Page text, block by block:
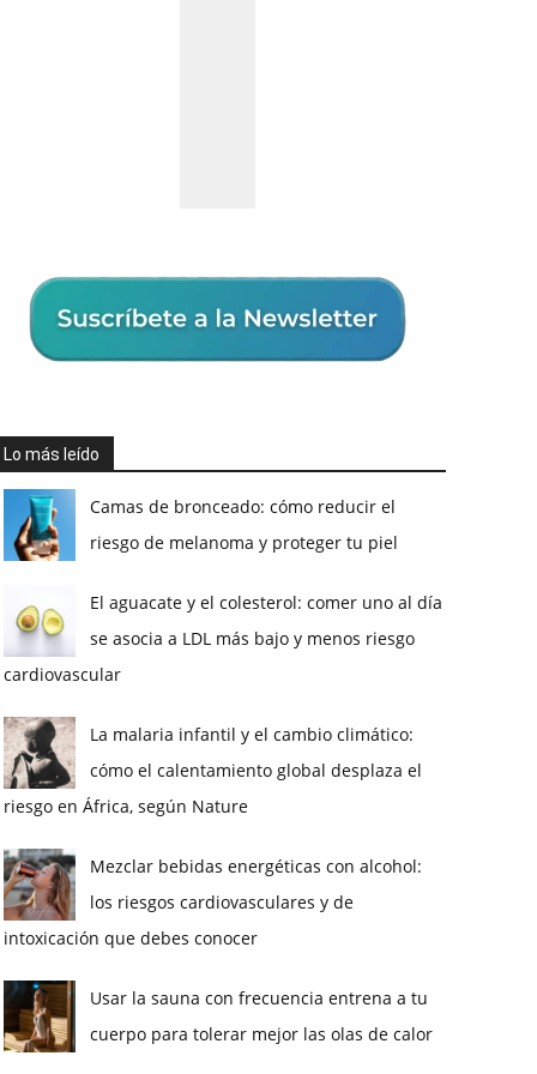
Lo más leído
Camas de bronceado: cómo reducir el
riesgo de melanoma y proteger tu piel
El aguacate y el colesterol: comer uno al día
se asocia a LDL más bajo y menos riesgo
cardiovascular
La malaria infantil y el cambio climático:
cómo el calentamiento global desplaza el
riesgo en África, según Nature
Mezclar bebidas energéticas con alcohol:
los riesgos cardiovasculares y de
intoxicación que debes conocer
Usar la sauna con frecuencia entrena a tu
cuerpo para tolerar mejor las olas de calor